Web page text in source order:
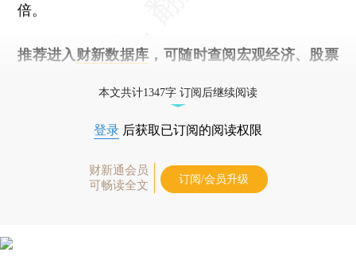
倍。
推荐进入 财新数据库 ，可随时查阅宏观经济、股票
本文共计1347字 订阅后继续阅读
登录 后获取已订阅的阅读权限
财新通会员
可畅读全文
订阅/会员升级